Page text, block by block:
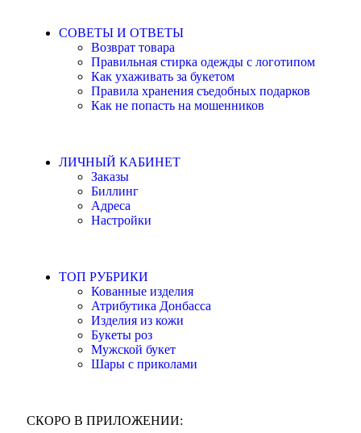
СОВЕТЫ И ОТВЕТЫ
Возврат товара
Правильная стирка одежды с логотипом
Как ухаживать за букетом
Правила хранения съедобных подарков
Как не попасть на мошенников
ЛИЧНЫЙ КАБИНЕТ
Заказы
Биллинг
Адреса
Настройки
ТОП РУБРИКИ
Кованные изделия
Атрибутика Донбасса
Изделия из кожи
Букеты роз
Мужской букет
Шары с приколами
СКОРО В ПРИЛОЖЕНИИ: